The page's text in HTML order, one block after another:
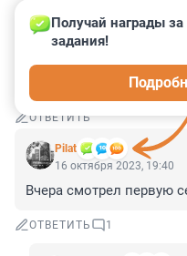
ОТВЕТИТЬ
Гость
Посмотрел не без
ОТВЕТИТЬ
Pilat
Получай награды
задания!
16 октября 2023, 19:40
Вчера смотрел первую
ОТВЕТИТЬ 1